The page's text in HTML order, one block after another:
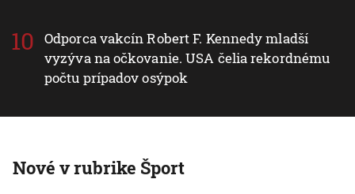
Odporca vakcín Robert F. Kennedy mladší
vyzýva na očkovanie. USA čelia rekordnému
počtu prípadov osýpok
Nové v rubrike Šport